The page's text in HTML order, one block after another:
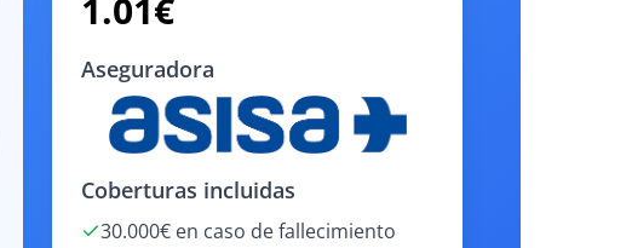
1.01€
Aseguradora
Coberturas incluidas
30.000€ en caso de fallecimiento